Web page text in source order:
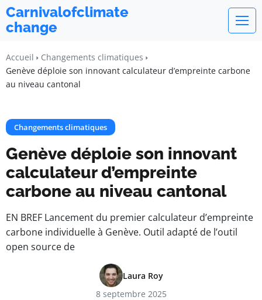
Carnivalofclimate
change
Accueil
Changements climatiques
Genève déploie son innovant calculateur d’empreinte carbone
au niveau cantonal
Changements climatiques
Genève déploie son innovant
calculateur d’empreinte
carbone au niveau cantonal
EN BREF Lancement du premier calculateur d’empreinte
carbone individuelle à Genève. Outil adapté de l’outil
open source de
Laura Roy
8 septembre 2025